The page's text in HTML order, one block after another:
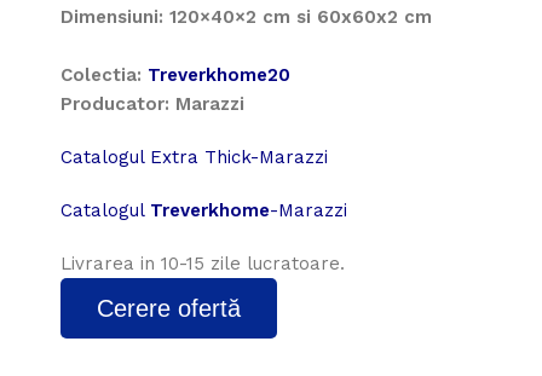
Dimensiuni: 120×40×2 cm si 60x60x2 cm
Colectia: Treverkhome20
Producator: Marazzi
Catalogul Extra Thick-Marazzi
Catalogul Treverkhome-Marazzi
Livrarea in 10-15 zile lucratoare.
Cerere ofertă